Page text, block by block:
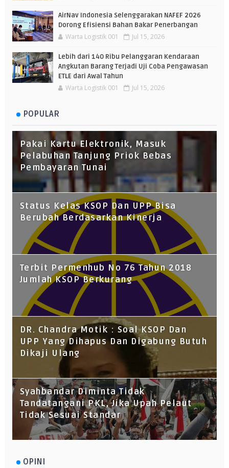
AirNav Indonesia Selenggarakan NAFEF 2026
Dorong Efisiensi Bahan Bakar Penerbangan
Warta Logistik 001 Jul 15, 2026
Lebih dari 140 Ribu Pelanggaran Kendaraan
Angkutan Barang Terjadi Uji Coba Pengawasan
ETLE dari Awal Tahun
Warta Logistik 001 Jul 15, 2026
POPULAR
Pakai Kartu Elektronik, Masuk
Pelabuhan Tanjung Priok Bebas
Pembayaran Tunai
Status Kelas KSOP Dan UPP Bisa
Berubah Berdasarkan Kinerja
Terbit Permenhub No 76 Tahun 2018
Jumlah KSOP Berkurang
DR. Chandra Motik : Soal KSOP Dan
UPP Yang Dihapus Dan Digabung Butuh
Dikaji Ulang
Syahbandar Diminta Tidak
Tandatangani PKL, Jika Upah Pelaut
Tidak Sesuai Standar
OPINI